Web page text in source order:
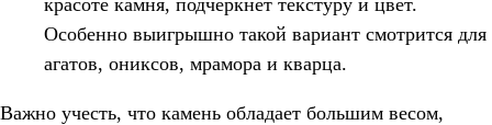
Особенно выигрышно такой вариант смотрится для
агатов, ониксов, мрамора и кварца.
Важно учесть, что камень обладает большим весом,